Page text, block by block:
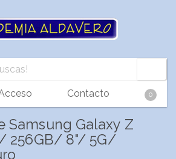
Contacto 0
Samsung Galaxy Z
256GB/ 8"/ 5G/